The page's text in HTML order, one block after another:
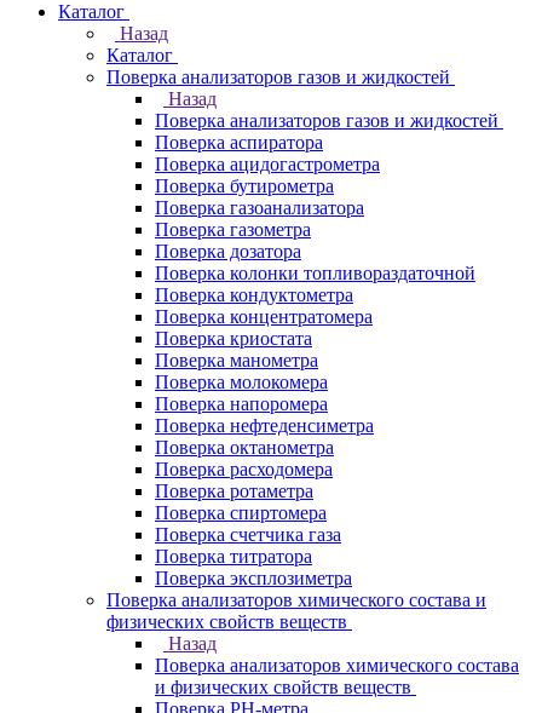
Каталог
Назад
Каталог
Поверка анализаторов газов и жидкостей
Назад
Поверка анализаторов газов и жидкостей
Поверка аспиратора
Поверка ацидогастрометра
Поверка бутирометра
Поверка газоанализатора
Поверка газометра
Поверка дозатора
Поверка колонки топливораздаточной
Поверка кондуктометра
Поверка концентратомера
Поверка криостата
Поверка манометра
Поверка молокомера
Поверка напоромера
Поверка нефтеденсиметра
Поверка октанометра
Поверка расходомера
Поверка ротаметра
Поверка спиртомера
Поверка счетчика газа
Поверка титратора
Поверка эксплозиметра
Поверка анализаторов химического состава и
физических свойств веществ
Назад
Поверка анализаторов химического состава
и физических свойств веществ
Поверка PH-метра